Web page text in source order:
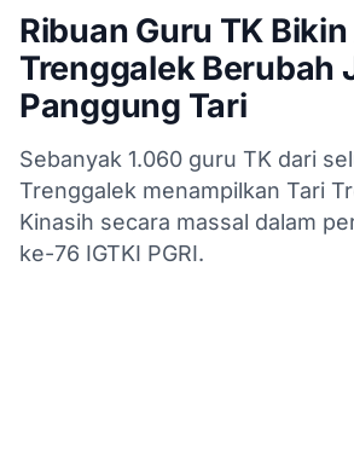
Ribuan Guru TK
Trenggalek Berubah
Panggung Tari
Sebanyak 1.060 guru TK dari
Trenggalek menampilkan Tari
Kinasih secara massal dalam
ke-76 IGTKI PGRI.